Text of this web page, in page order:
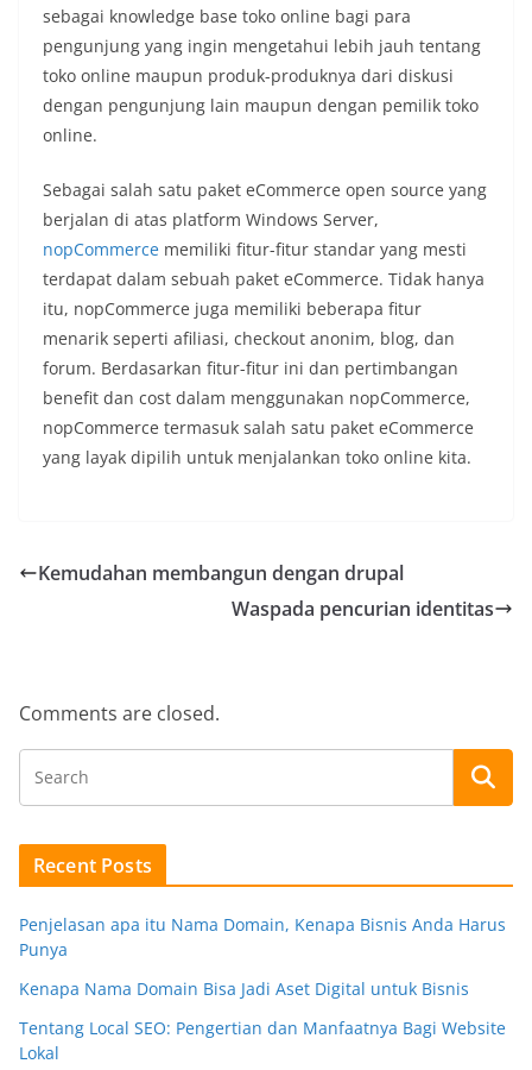
sebagai knowledge base toko online bagi para
pengunjung yang ingin mengetahui lebih jauh tentang
toko online maupun produk-produknya dari diskusi
dengan pengunjung lain maupun dengan pemilik toko
online.
Sebagai salah satu paket eCommerce open source yang
berjalan di atas platform Windows Server,
nopCommerce memiliki fitur-fitur standar yang mesti
terdapat dalam sebuah paket eCommerce. Tidak hanya
itu, nopCommerce juga memiliki beberapa fitur
menarik seperti afiliasi, checkout anonim, blog, dan
forum. Berdasarkan fitur-fitur ini dan pertimbangan
benefit dan cost dalam menggunakan nopCommerce,
nopCommerce termasuk salah satu paket eCommerce
yang layak dipilih untuk menjalankan toko online kita.
Kemudahan membangun dengan drupal
Waspada pencurian identitas
Comments are closed.
Recent Posts
Penjelasan apa itu Nama Domain, Kenapa Bisnis Anda Harus
Punya
Kenapa Nama Domain Bisa Jadi Aset Digital untuk Bisnis
Tentang Local SEO: Pengertian dan Manfaatnya Bagi Website
Lokal